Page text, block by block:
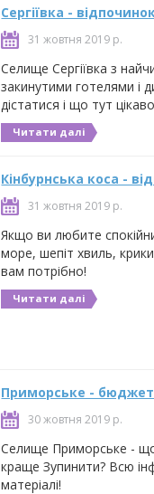
Сергіївка -
31 жовтня 2019 р.
Селище Сергіївка з
закинутими готелями і
дістатися і що тут
Читати далі
Кінбурнська коса -
31 жовтня 2019 р.
Якщо ви любите
море, шепіт хвиль,
вам потрібно!
Читати далі
Приморське -
30 жовтня 2019 р.
Селище Приморське - що
краще Зупинити? Всю
матеріалі!